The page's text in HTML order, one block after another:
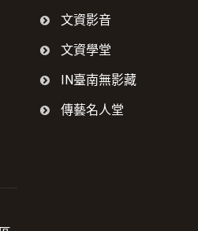
文資影音
文資學堂
IN臺南無影藏
傳藝名人堂